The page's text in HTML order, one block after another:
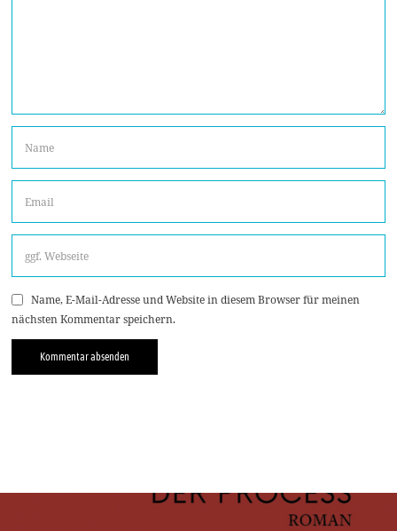
Name, E-Mail-Adresse und Website in diesem Browser für meinen
nächsten Kommentar speichern.